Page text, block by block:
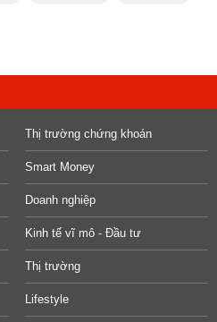
Thị trường chứng khoán
Smart Money
Doanh nghiệp
Kinh tế vĩ mô - Đầu tư
Thị trường
Lifestyle